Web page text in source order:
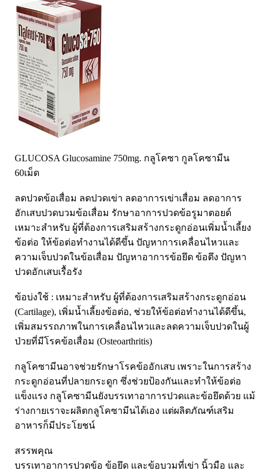
สิวอุดตันหน้ามัน
ครีมกันแดด ปัญหาฝ้า กระ
ครีมหน้าใส
สุดฮิต เกาหลี
สุดฮิต ญี่ปุ่น
ข้อเสื่อม กระดูก
ดีทอกซ์
เพื่อสุขภาพ
Beta Glucan
กล้ามเนื้อ เพาะกาย
สำหรับท่านชาย
จุดซ่อนเร้นผู้หญิง
สินค้าอื่นๆ
SpringMate
Vitamate
Nature's Bounty
Glutapung
Naturbiotic
Nutri Master
Nutrakal นูทราแคล
Caltrate Calcium
Organic's Herbs
Laurance ลอเรนซ์
HerBlanc เฮอบลัง
Amsel
LYNAE
PHARMAX
Pharmahof
Preme nobu
Eucerin ยูเซอรีน
Hi-balanz
La Roche-Posay
Smooth-E
GLUCOSA Glucosamine 750mg. กลูโคซา กูลโคซามีน
60เม็ด
ลดปวดข้อเสื่อม ลดปวดเข่า ลดอาการเข่าเสื่อม ลดอาการ
อักเสบปวดบวมข้อเสื่อม รักษาอาการปวดข้อรูมาตอยด์
เหมาะสำหรับ ผู้ที่ต้องการเสริมสร้างกระดูกอ่อนเพิ่มน้ำเลี้ยง
ข้อต่อ ให้ข้อต่อทำงานได้ดีขึ้น ปัญหาการเคลื่อนไหวและ
ความเจ็บปวดในข้อเสื่อม ปัญหาอาการข้อยึด ข้อตึง ปัญหา
ปวดอักเสบเรื้อรัง
ข้อบ่งใช้ : เหมาะสำหรับ ผู้ที่ต้องการเสริมสร้างกระดูกอ่อน
(Cartilage), เพิ่มน้ำเลี้ยงข้อต่อ, ช่วยให้ข้อต่อทำงานได้ดีขึ้น,
เพิ่มสมรรถภาพในการเคลื่อนไหวและลดความเจ็บปวดในผู้
ป่วยที่มีโรคข้อเสื่อม (Osteoarthritis)
กลูโคซามีนอาจช่วยรักษาโรคข้ออักเสบ เพราะในการสร้าง
กระดูกอ่อนที่ปลายกระดูก ซึ่งช่วยป้องกันและทำให้ข้อต่อ
แข็งแรง กลูโคซามีนยังบรรเทาอาการปวดและข้อยึดด้วย แม้
ร่างกายเราจะผลิตกลูโคซามีนได้เอง แต่ผลิตภัณฑ์เสริม
อาหารก็มีประโยชน์
สรรพคุณ
บรรเทาอาการปวดข้อ ข้อยึด และข้อบวมที่เข่า นิ้วมือ และ